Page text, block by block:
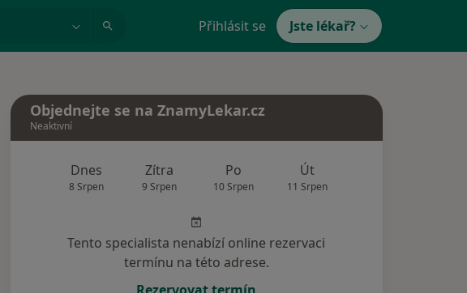
Přihlásit se Jste lékař?
Objednejte se na ZnamyLekar.cz
Neaktivní
Dnes
8 Srpen
Zítra
9 Srpen
Po
10 Srpen
Út
11 Srpen
Tento specialista nenabízí online rezervaci
termínu na této adrese.